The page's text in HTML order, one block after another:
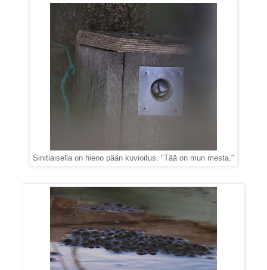
Sinitiaisella on hieno pään kuvioitus. "Tää on mun mesta."